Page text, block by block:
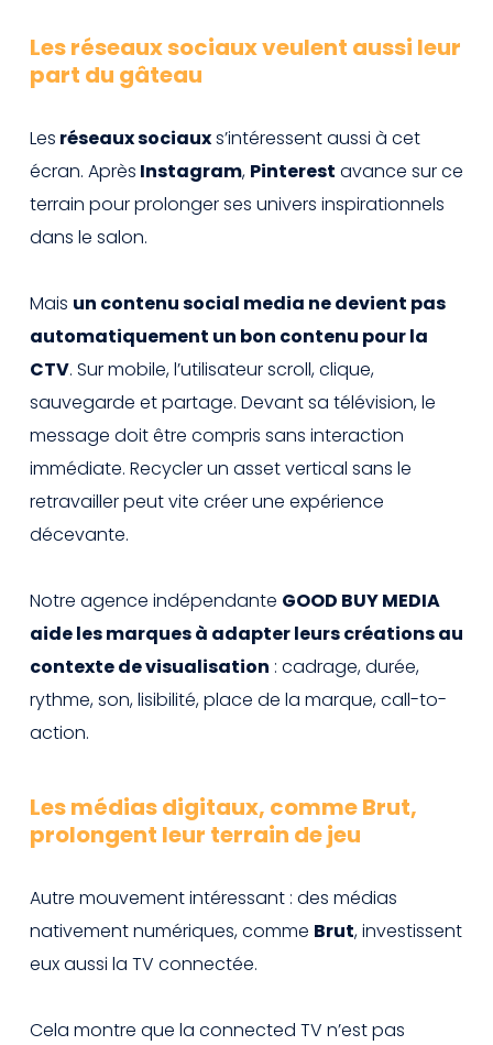
Les réseaux sociaux veulent aussi leur
part du gâteau
Les réseaux sociauxs’intéressent aussi à cet
écran. Après Instagram, Pinterest avance sur ce
terrain pour prolonger ses univers inspirationnels
dans le salon.
Mais un contenu social media ne devient pas
automatiquement un bon contenu pour la
CTV. Sur mobile, l’utilisateur scroll, clique,
sauvegarde et partage. Devant sa télévision, le
message doit être compris sans interaction
immédiate. Recycler un asset vertical sans le
retravailler peut vite créer une expérience
décevante.
Notre agence indépendante GOOD BUY MEDIA
aide les marques à adapter leurs créations au
contexte de visualisation : cadrage, durée,
rythme, son, lisibilité, place de la marque, call-to-
action.
Les médias digitaux, comme Brut,
prolongent leur terrain de jeu
Autre mouvement intéressant : des médias
nativement numériques, comme Brut, investissent
eux aussi la TV connectée.
Cela montre que la connected TV n’est pas